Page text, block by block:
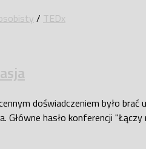
/ TEDx
doświadczeniem było
hasło konferencji "Łączy